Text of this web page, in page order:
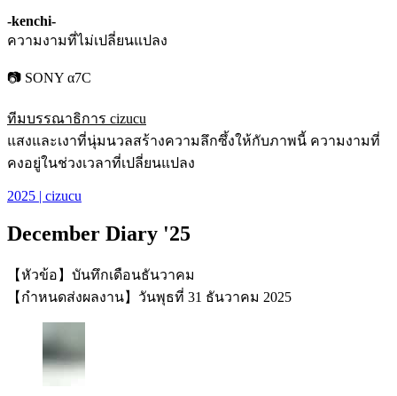
-kenchi-
ความงามที่ไม่เปลี่ยนแปลง
📷 SONY α7C
ทีมบรรณาธิการ cizucu
แสงและเงาที่นุ่มนวลสร้างความลึกซึ้งให้กับภาพนี้ ความงามที่
คงอยู่ในช่วงเวลาที่เปลี่ยนแปลง
2025 | cizucu
December Diary '25
【หัวข้อ】บันทึกเดือนธันวาคม
【กำหนดส่งผลงาน】วันพุธที่ 31 ธันวาคม 2025